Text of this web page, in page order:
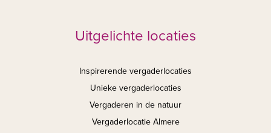
Uitgelichte locaties
Inspirerende vergaderlocaties
Unieke vergaderlocaties
Vergaderen in de natuur
Vergaderlocatie Almere